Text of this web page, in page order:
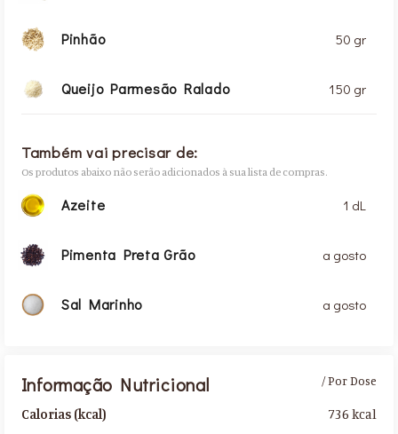
Pinhão 50 gr
Queijo Parmesão Ralado 150 gr
Também vai precisar de:
Os produtos abaixo não serão adicionados à sua lista de compras.
Azeite 1 dL
Pimenta Preta Grão a gosto
Sal Marinho a gosto
Informação Nutricional
Calorias (kcal)
/ Por Dose
736 kcal